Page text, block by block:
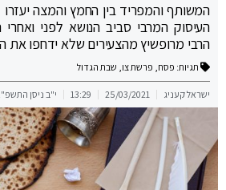
המשותף והמפריד בין החמץ והמצה יעזרו
העיסוק המרבי סביב הנושא לפני
הרבי מרופשיץ מהצעירים שלא ידחפו את
תגיות: פסח, פרשת צו, שבת הגדול
ישראל קעניג 25/03/2021
13:29 י"ב ניסן